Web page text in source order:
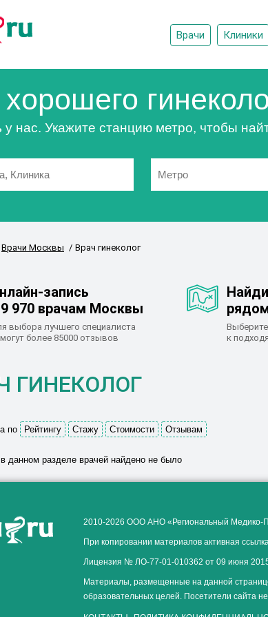
Врачи Клиники
у нас. Укажите станцию метро, чтобы
Врачи Москвы Врач гинеколог
запись
970 врачам Москвы
выбора лучшего специалиста
более 85000 отзывов
к
ГИНЕКОЛОГ
по Рейтингу Стажу Стоимости Отзывам
в данном разделе врачей найдено не было
2010-2026 ООО АНО «Региональный Медико-
При копировании материалов активная
Лицензия № ЛО-77-01-010362 от 09 июня
Материалы, размещенные на данной
образовательных целей. Посетители сайта